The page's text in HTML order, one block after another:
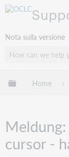
Nota sulla versione
Espandi/
Home
cursor -